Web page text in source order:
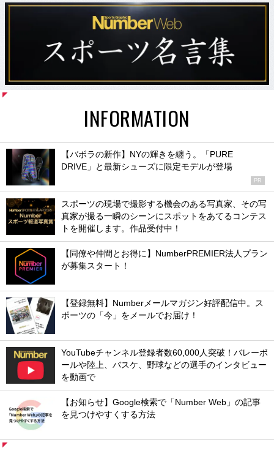
INFORMATION
【バボラの新作】NYの輝きを纏う。「PURE
DRIVE」と最新シューズに限定モデルが登場
PR
スポーツの現場で撮影する機会のある写真家、その写
真家が撮る一瞬のシーンにスポットをあてるコンテス
トを開催します。作品受付中！
【同僚や仲間とお得に】NumberPREMIER法人プラン
が募集スタート！
【登録無料】Numberメールマガジン好評配信中。ス
ポーツの「今」をメールでお届け！
YouTubeチャンネル登録者数60,000人突破！バレーボ
ールや陸上、バスケ、野球などの選手のインタビュー
を動画で
【お知らせ】Google検索で「Number Web」の記事
を見つけやすくする方法